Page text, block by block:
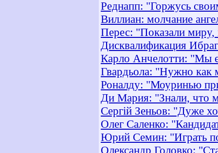
Реднапп: "Горжусь
Виллиан: молчание
Перес: "Показали миру,
Дисквалификация
Карло Анчелотти: "Мы
Гвардьола: "Нужно как
Роналду: "Моуринью
Ди Мария: "Знали, что
Сергій Зеньов: "Дуже
Олег Саленко:
Юрий Семин: "Играть
Олександр Головко: